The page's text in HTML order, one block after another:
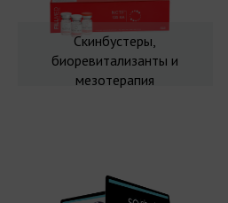
Скинбустеры,
биоревитализанты и
мезотерапия